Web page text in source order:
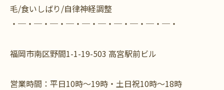
毛/食いしばり/自律神経調整
・─・─・─・─・─・─・─・─・─・─・
福岡市南区野間1-1-19-503 高宮駅前ビル
営業時間：平日10時～19時・土日祝10時～18時